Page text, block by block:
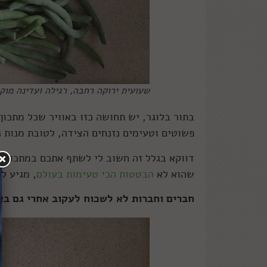
שעועית ירוקה רחבה, רגילה ועדינה
בתור בלוגר, יש תחושה כזו באוויר שכל
פשוטים וטעימים נזנחים הצידה, לטובת
דווקא בגלל זה חשוב לי לשתף אתכם במתכון
שהוא לא הבטטות הכי טעימות בעולם, מגיע
חברים וחברות לא לשכוח לעקוב אחרי גם